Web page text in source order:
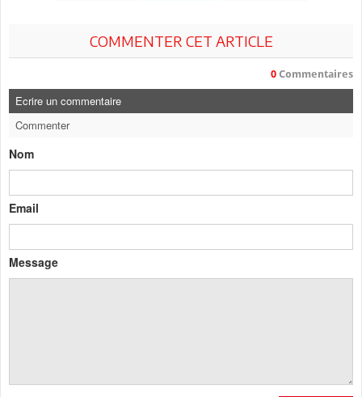
COMMENTER CET ARTICLE
0 Commentaires
Ecrire un commentaire
Commenter
Nom
Email
Message